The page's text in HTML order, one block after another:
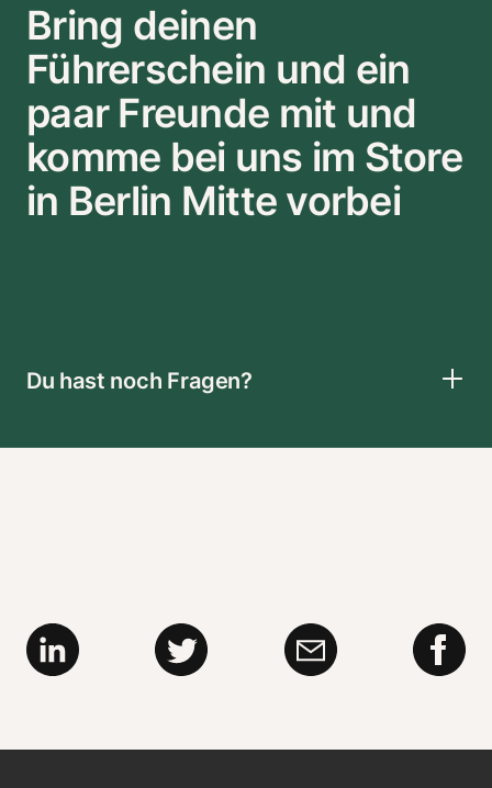
Bring deinen
Führerschein und ein
paar Freunde mit und
komme bei uns im Store
in Berlin Mitte vorbei
Du hast noch Fragen?